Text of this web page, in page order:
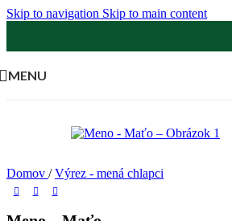
Skip to navigation Skip to main content
MENU
Domov / Výrez - mená chlapci